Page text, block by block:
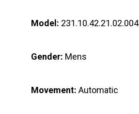
Model: 231.10.42.21.02.004
Gender: Mens
Movement: Automatic